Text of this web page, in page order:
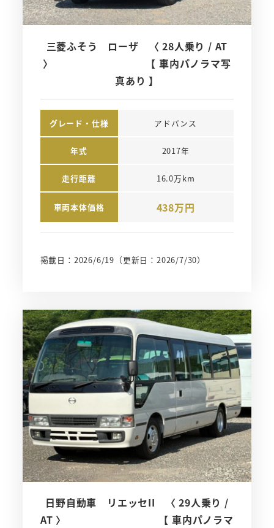
三菱ふそう ローザ 〈 28人乗り / AT
〉 【 車内パノラマ写
真あり 】
グレード・仕様 アドバンス
年式 2017年
走行距離 16.0万km
車両本体価格 438万円
掲載日：2026/6/19 （更新日：2026/7/30）
日野自動車 リエッセII 〈 29人乗り /
AT 〉 【 車内パノラマ